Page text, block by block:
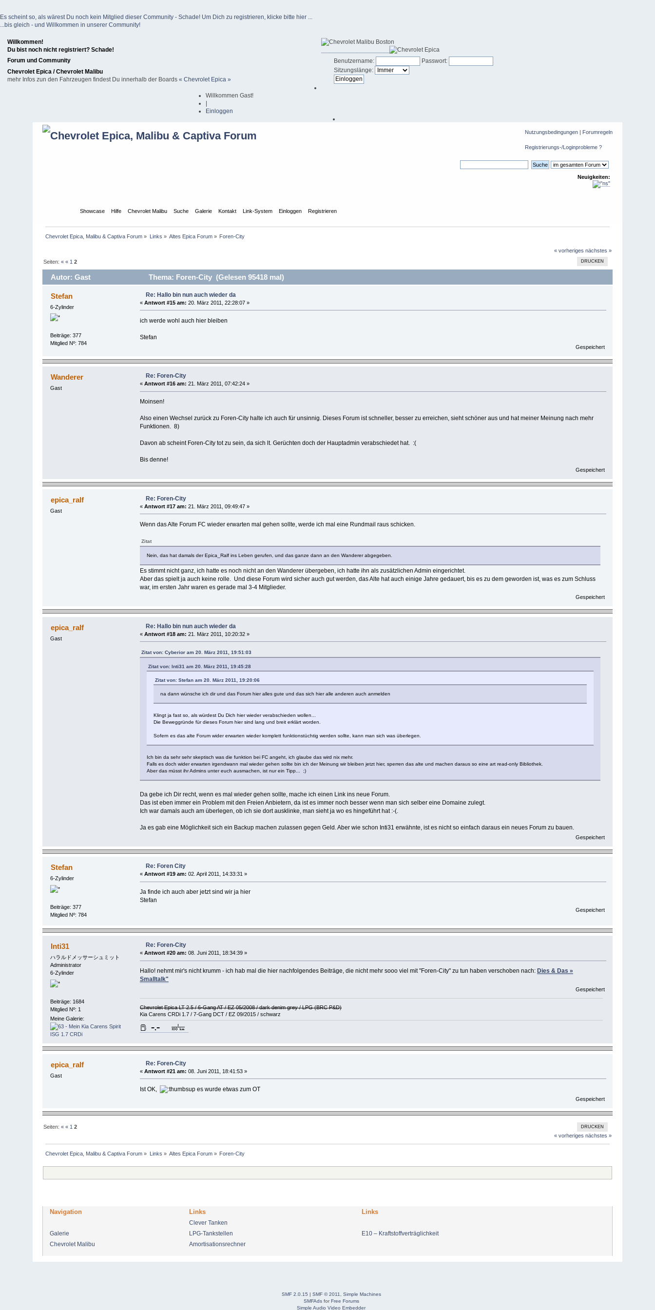
Es scheint so, als wärest Du noch kein Mitglied dieser Community - Schade! Um Dich zu registrieren, klicke bitte hier ...
...bis gleich - und Willkommen in unserer Community!
Willkommen!
Du bist noch nicht registriert? Schade!
Forum und Community
Chevrolet Epica / Chevrolet Malibu
mehr Infos zun den Fahrzeugen findest Du innerhalb der Boards « Chevrolet Epica »
Benutzername:
Passwort:
Sitzungslänge:
Willkommen Gast!
Einloggen
Nutzungsbedingungen| Forumregeln
Registrierungs-/Loginprobleme ?
Neuigkeiten:
Showcase Hilfe Chevrolet Malibu Suche Galerie Kontakt Link-System Einloggen Registrieren
Chevrolet Epica, Malibu & Captiva Forum » Links » Altes Epica Forum » Foren-City
« vorheriges nächstes »
DRUCKEN
Seiten:« « 1 2
Autor: Gast Thema: Foren-City (Gelesen 95418 mal)
Stefan
6-Zylinder
Beiträge: 377
Mitglied Nº: 784
Re: Hallo bin nun auch wieder da
« Antwort #15 am: 20. März 2011, 22:28:07 »
ich werde wohl auch hier bleiben
Stefan
Gespeichert
Wanderer
Gast
Re: Foren-City
« Antwort #16 am: 21. März 2011, 07:42:24 »
Moinsen!
Also einen Wechsel zurück zu Foren-City halte ich auch für unsinnig. Dieses Forum ist schneller, besser zu erreichen, sieht schöner aus und hat meiner Meinung nach mehr
Funktionen. 8)
Davon ab scheint Foren-City tot zu sein, da sich lt. Gerüchten doch der Hauptadmin verabschiedet hat. :(
Bis denne!
Gespeichert
epica_ralf
Gast
Re: Foren-City
« Antwort #17 am: 21. März 2011, 09:49:47 »
Wenn das Alte Forum FC wieder erwarten mal gehen sollte, werde ich mal eine Rundmail raus schicken.
Zitat
Nein, das hat damals der Epica_Ralf ins Leben gerufen, und das ganze dann an den Wanderer abgegeben.
Es stimmt nicht ganz, ich hatte es noch nicht an den Wanderer übergeben, ich hatte ihn als zusätzlichen Admin eingerichtet.
Aber das spielt ja auch keine rolle. Und diese Forum wird sicher auch gut werden, das Alte hat auch einige Jahre gedauert, bis es zu dem geworden ist, was es zum Schluss
war, im ersten Jahr waren es gerade mal 3-4 Mitglieder.
Gespeichert
epica_ralf
Gast
Re: Hallo bin nun auch wieder da
« Antwort #18 am: 21. März 2011, 10:20:32 »
Zitat von: Cyberior am 20. März 2011, 19:51:03
Zitat von: Inti31 am 20. März 2011, 19:45:28
Zitat von: Stefan am 20. März 2011, 19:20:06
na dann wünsche ich dir und das Forum hier alles gute und das sich hier alle anderen auch anmelden
Klingt ja fast so, als würdest Du Dich hier wieder verabschieden wollen...
Die Beweggründe für dieses Forum hier sind lang und breit erklärt worden.
Sofern es das alte Forum wider erwarten wieder komplett funktionstüchtig werden sollte, kann man sich was überlegen.
Ich bin da sehr sehr skeptisch was die funktion bei FC angeht, ich glaube das wird nix mehr.
Falls es doch wider erwarten irgendwann mal wieder gehen sollte bin ich der Meinung wir bleiben jetzt hier, sperren das alte und machen daraus so eine art read-only Bibliothek.
Aber das müsst ihr Admins unter euch ausmachen, ist nur ein Tipp... ;)
Da gebe ich Dir recht, wenn es mal wieder gehen sollte, mache ich einen Link ins neue Forum.
Das ist eben immer ein Problem mit den Freien Anbietern, da ist es immer noch besser wenn man sich selber eine Domaine zulegt.
Ich war damals auch am überlegen, ob ich sie dort ausklinke, man sieht ja wo es hingeführt hat :-(.
Ja es gab eine Möglichkeit sich ein Backup machen zulassen gegen Geld. Aber wie schon Inti31 erwähnte, ist es nicht so einfach daraus ein neues Forum zu bauen.
Gespeichert
Stefan
6-Zylinder
Beiträge: 377
Mitglied Nº: 784
Re: Foren City
« Antwort #19 am: 02. April 2011, 14:33:31 »
Ja finde ich auch aber jetzt sind wir ja hier
Stefan
Gespeichert
Inti31
ハラルドメッサーシュミット
Administrator
6-Zylinder
Beiträge: 1684
Mitglied Nº: 1
Meine Galerie:
Re: Foren-City
« Antwort #20 am: 08. Juni 2011, 18:34:39 »
Hallo! nehmt mir's nicht krumm - ich hab mal die hier nachfolgendes Beiträge, die nicht mehr sooo viel mit "Foren-City" zu tun haben verschoben nach: Dies & Das »
Smalltalk"
Gespeichert
Chevrolet Epica LT 2.5 / 6-Gang AT / EZ 05/2008 / dark denim grey / LPG (BRC P&D)
Kia Carens CRDi 1.7 / 7-Gang DCT / EZ 09/2015 / schwarz
epica_ralf
Gast
Re: Foren-City
« Antwort #21 am: 08. Juni 2011, 18:41:53 »
Ist OK, es wurde etwas zum OT
Gespeichert
DRUCKEN
Seiten:« « 1 2
« vorheriges nächstes »
Chevrolet Epica, Malibu & Captiva Forum » Links » Altes Epica Forum » Foren-City
Navigation Links Links
Clever Tanken
Galerie
LPG-Tankstellen
E10 – Kraftstoffverträglichkeit
Chevrolet Malibu
Amortisationsrechner
SMF 2.0.15 | SMF © 2011, Simple Machines
SMFAdsforFree Forums
Simple Audio Video Embedder